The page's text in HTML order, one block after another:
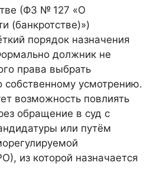
(ФЗ № 127 «О
(банкротстве)»)
порядок назначения
должник не
права выбрать
усмотрению.
возможность повлиять
обращение в суд с
или путём
из которой назначается